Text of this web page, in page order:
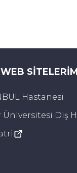
WEB
Hastanesi
Üniversitesi Diş